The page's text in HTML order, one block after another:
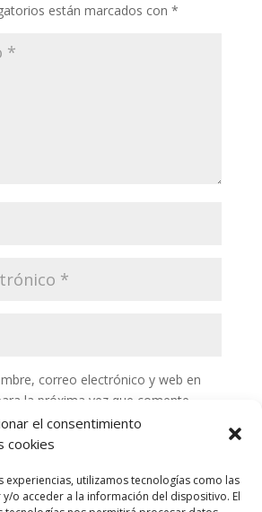
el consentimiento
cookies
experiencias, utilizamos tecnologías como las
o acceder a la información del dispositivo. El
están marcados con *
correo electrónico y web en
la próxima vez que comente.